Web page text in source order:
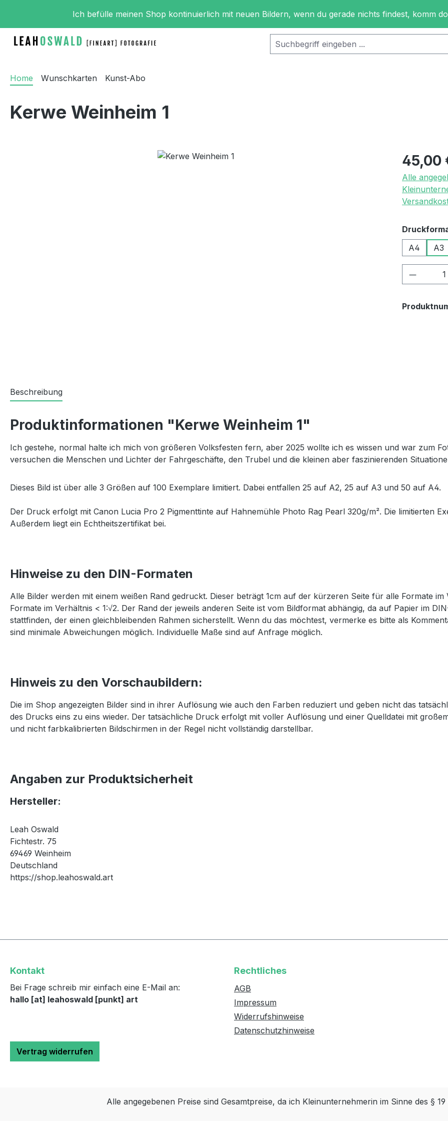
Hauptinhalt springen
Zur Suche springen
Zur Hauptnavigation springen
Ich befülle meinen Shop kontinuierlich mit neuen Bildern, wenn du gerade nichts findest, komm
Home Wunschkarten Kunst-Abo
Kerwe Weinheim 1
Regulärer
45,00
Alle
A4
A3
Beschreibung
Produktinformationen "Kerwe Weinheim 1"
Ich gestehe, normal halte ich mich von größeren Volksfesten fern, aber 2025 wollte ich es wissen und war zum
versuchen die Menschen und Lichter der Fahrgeschäfte, den Trubel und die kleinen aber faszinierenden
Dieses Bild ist über alle 3 Größen auf 100 Exemplare limitiert. Dabei entfallen 25 auf A2, 25 auf A3 und 50 auf A4.
Der Druck erfolgt mit Canon Lucia Pro 2 Pigmenttinte auf Hahnemühle Photo Rag Pearl 320g/m². Die limitierten
Außerdem liegt ein Echtheitszertifikat bei.
Hinweise zu den DIN-Formaten
Alle Bilder werden mit einem weißen Rand gedruckt. Dieser beträgt 1cm auf der kürzeren Seite für alle Formate
Formate im Verhältnis < 1:√2. Der Rand der jeweils anderen Seite ist vom Bildformat abhängig, da auf Papier im
stattfinden, der einen gleichbleibenden Rahmen sicherstellt. Wenn du das möchtest, vermerke es bitte als
sind minimale Abweichungen möglich. Individuelle Maße sind auf Anfrage möglich.
Hinweis zu den Vorschaubildern:
Die im Shop angezeigten Bilder sind in ihrer Auflösung wie auch den Farben reduziert und geben nicht das
des Drucks eins zu eins wieder. Der tatsächliche Druck erfolgt mit voller Auflösung und einer Quelldatei mit
und nicht farbkalibrierten Bildschirmen in der Regel nicht vollständig darstellbar.
Angaben zur Produktsicherheit
Hersteller:
Leah Oswald
Fichtestr. 75
69469 Weinheim
Deutschland
https://shop.leahoswald.art
Kontakt
Bei Frage schreib mir einfach eine E-Mail an:
hallo [at] leahoswald [punkt] art
Vertrag widerrufen
Rechtliches
AGB
Impressum
Widerrufshinweise
Datenschutzhinweise
Alle angegebenen Preise sind Gesamtpreise, da ich Kleinunternehmerin im Sinne des §